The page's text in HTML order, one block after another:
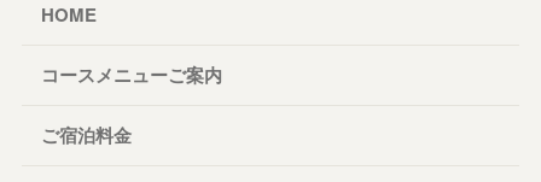
HOME
コースメニューご案内
ご宿泊料金